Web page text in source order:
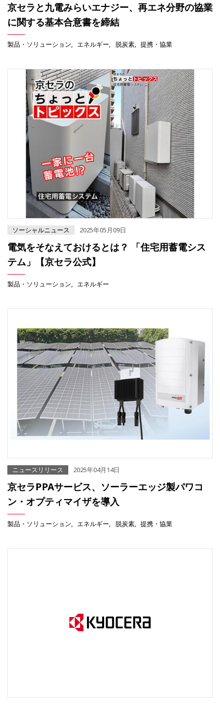
京セラと九電みらいエナジー、再エネ分野の協業
に関する基本合意書を締結
製品・ソリューション エネルギー 脱炭素 提携・協業
ソーシャルニュース 2025年05月09日
電気をそなえておけるとは？ 「住宅用蓄電シス
テム」【京セラ公式】
製品・ソリューション エネルギー
ニュースリリース 2025年04月14日
京セラPPAサービス、ソーラーエッジ製パワコ
ン・オプティマイザを導入
製品・ソリューション エネルギー 脱炭素 提携・協業